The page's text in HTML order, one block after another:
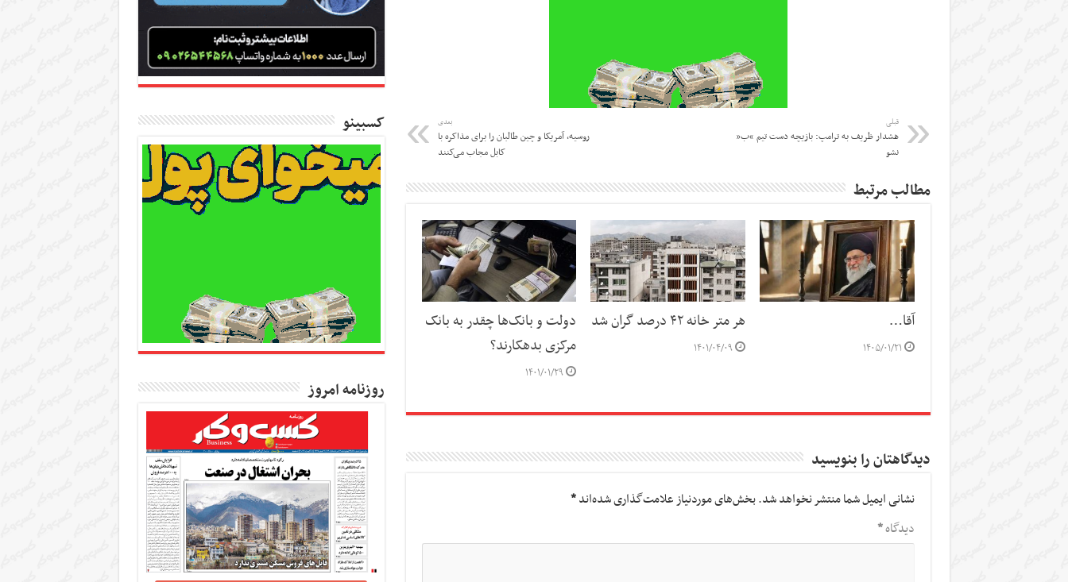
قبلی
هشدار ظریف به ترامپ: بازیچه دست تیم “ب”
نشو
بعدی
روسیه، آمریکا و چین طالبان را برای مذاکره با
کابل مجاب می‌کنند
مطالب مرتبط
آقا…
۱۴۰۵/۰۱/۲۱
هر متر خانه ۴۲ درصد گران شد
۱۴۰۱/۰۴/۰۹
دولت و بانک‌ها چقدر به بانک
مرکزی بدهکارند؟
۱۴۰۱/۰۱/۲۹
دیدگاهتان را بنویسید
نشانی ایمیل شما منتشر نخواهد شد.بخش‌های موردنیاز علامت‌گذاری شده‌اند*
دیدگاه*
کسبینو
روزنامه امروز